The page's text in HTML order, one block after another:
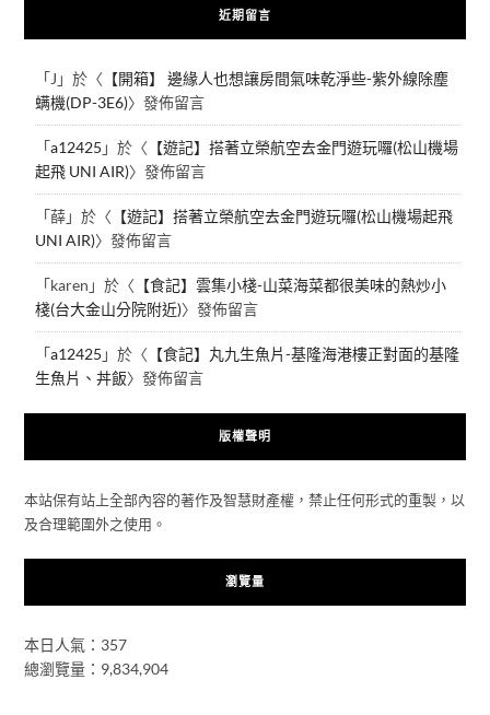
近期留言
「J 」於〈 【開箱】 邊緣人也想讓房間氣味乾淨些-紫外線除塵
螨機(DP-3E6)〉發佈留言
「a12425 」於〈 【遊記】搭著立榮航空去金門遊玩囉(松山機場
起飛 UNI AIR)〉發佈留言
「薛」於〈 【遊記】搭著立榮航空去金門遊玩囉(松山機場起飛
UNI AIR)〉發佈留言
「karen 」於〈 【食記】雲集小棧-山菜海菜都很美味的熱炒小
棧(台大金山分院附近)〉發佈留言
「a12425 」於〈 【食記】丸九生魚片-基隆海港樓正對面的基隆
生魚片、丼飯〉發佈留言
版權聲明
本站保有站上全部內容的著作及智慧財產權，禁止任何形式的重製，以
及合理範圍外之使用。
瀏覽量
本日人氣：357
總瀏覽量：9,834,904